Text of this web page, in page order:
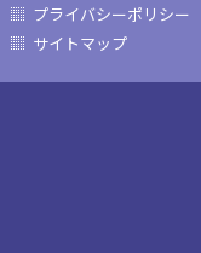
プライバシーポリシー
サイトマップ